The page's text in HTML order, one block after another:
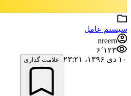
سیستم عامل
nreern
۶٬۱۲۳
۱۰ دی ۱۳۹۶،‏ ۲۳:۲۱
علامت گذاری